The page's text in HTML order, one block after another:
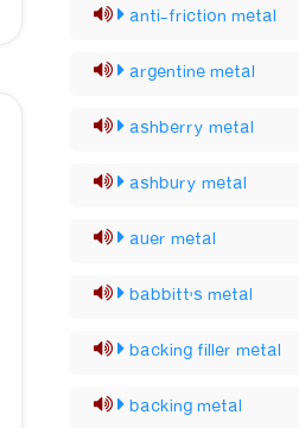
anti-friction metal
argentine metal
ashberry metal
ashbury metal
auer metal
babbitt's metal
backing filler metal
backing metal